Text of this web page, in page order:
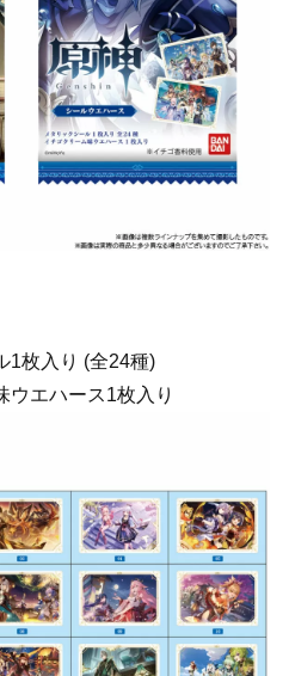
1枚入り (全24種)
ウエハース1枚入り